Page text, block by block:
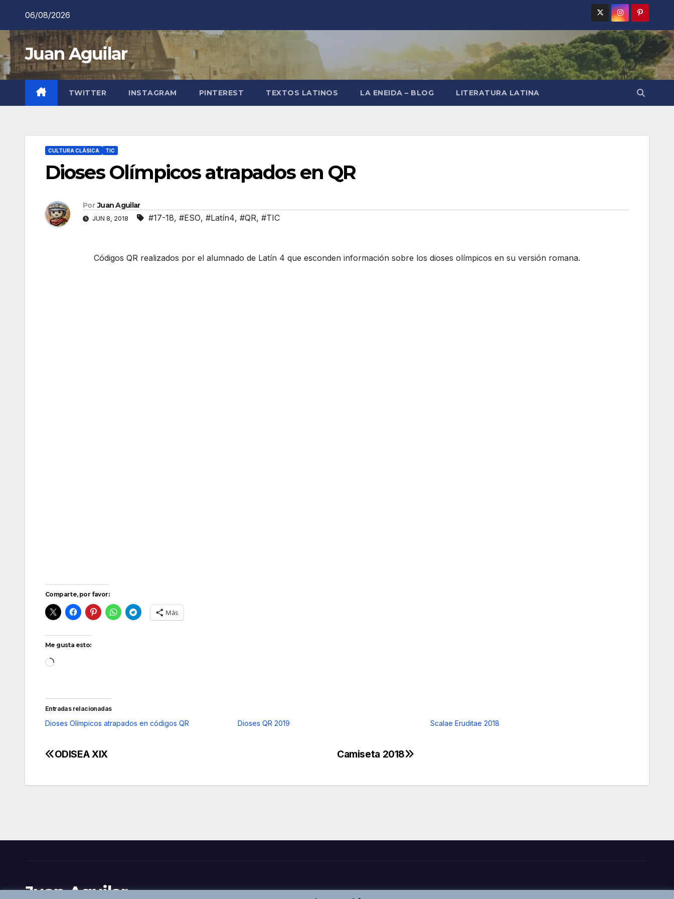
contenido
06/08/2026
Juan Aguilar
TWITTER INSTAGRAM PINTEREST TEXTOS LATINOS LA ENEIDA – BLOG LITERATURA LATINA
CULTURA CLÁSICA TIC
Dioses Olímpicos atrapados en QR
Por Juan Aguilar
JUN 8, 2018 #17-18, #ESO, #Latín4, #QR, #TIC
Códigos QR realizados por el alumnado de Latín 4 que esconden información sobre los dioses olímpicos en su versión romana.
Comparte, por favor:
Más
Me gusta esto:
Cargando...
Entradas relacionadas
Dioses Olímpicos atrapados en códigos QR Dioses QR 2019 Scalae Eruditae 2018
Navegación
Camiseta 2018
ODISEA XIX
Juan Aguilar